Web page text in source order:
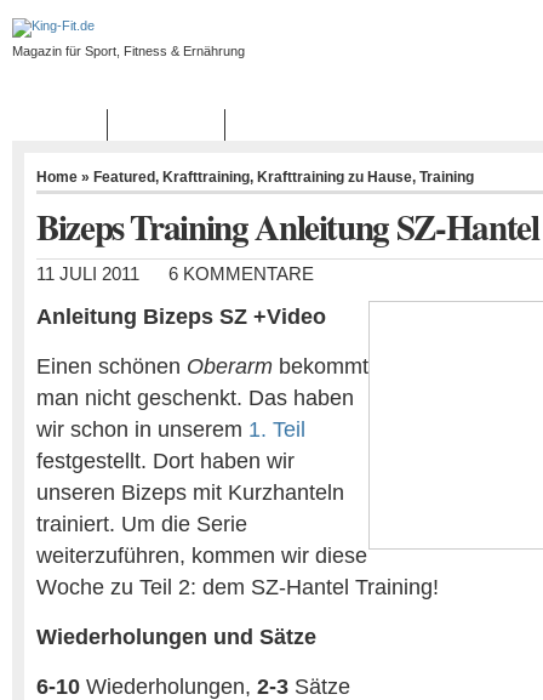
Magazin für Sport, Fitness & Ernährung
Home » Featured, Krafttraining, Krafttraining zu Hause, Training
Bizeps Training Anleitung SZ-Hantel
11 JULI 2011 6 KOMMENTARE
Anleitung Bizeps SZ +Video
Einen schönen Oberarm bekommt
man nicht geschenkt. Das haben
wir schon in unserem 1. Teil
festgestellt. Dort haben wir
unseren Bizeps mit Kurzhanteln
trainiert. Um die Serie
weiterzuführen, kommen wir diese
Woche zu Teil 2: dem SZ-Hantel Training!
Wiederholungen und Sätze
6-10 Wiederholungen, 2-3 Sätze